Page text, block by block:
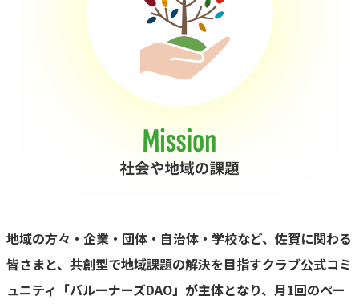
地域の方々・企業・団体・自治体・学校など、佐賀に関わる
皆さまと、共創型で地域課題の解決を目指すクラブ公式コミ
ュニティ「バルーナーズDAO」が主体となり、月1回のペー